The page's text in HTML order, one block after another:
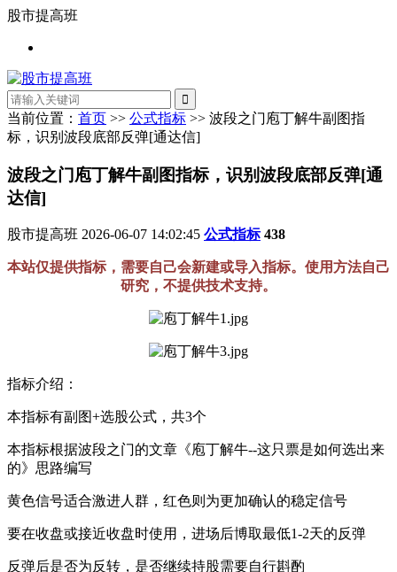
股市提高班
当前位置： 首页 >> 公式指标 >> 波段之门庖丁解牛副图指
标，识别波段底部反弹[通达信]
波段之门庖丁解牛副图指标，识别波段底部反弹[通
达信]
股市提高班 2026-06-07 14:02:45 公式指标 438
本站仅提供指标，需要自己会新建或导入指标。使用方法自己
研究，不提供技术支持。
指标介绍：
本指标有副图+选股公式，共3个
本指标根据波段之门的文章《庖丁解牛--这只票是如何选出来
的》思路编写
黄色信号适合激进人群，红色则为更加确认的稳定信号
要在收盘或接近收盘时使用，进场后博取最低1-2天的反弹
反弹后是否为反转，是否继续持股需要自行斟酌